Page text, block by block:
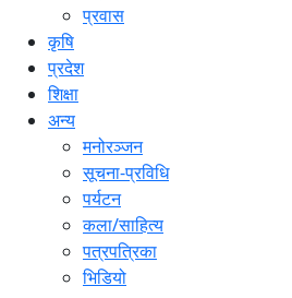
प्रवास
कृषि
प्रदेश
शिक्षा
अन्य
मनोरञ्जन
सूचना-प्रविधि
पर्यटन
कला/साहित्य
पत्रपत्रिका
भिडियो